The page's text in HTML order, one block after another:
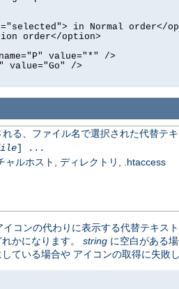
in Normal order</
order</option>
value="*" />
value="Go" />
る、ファイル名で選択された代替テキ
] ...
ャルホスト, ディレクトリ, .htaccess
イコンの代わりに表示する代替テキス
かになります。 string に空白がある
ている場合や アイコンの取得に失敗